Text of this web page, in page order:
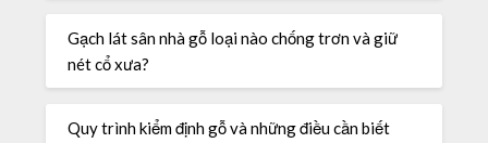
Gạch lát sân nhà gỗ loại nào chống trơn và giữ
nét cổ xưa?
Quy trình kiểm định gỗ và những điều cần biết